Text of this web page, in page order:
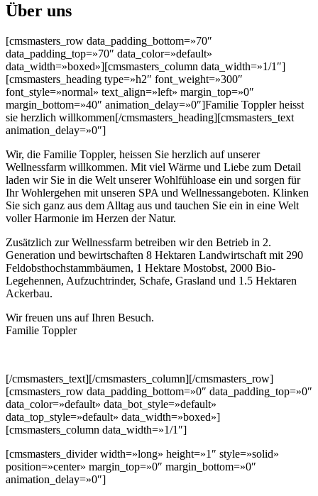
Über uns
[cmsmasters_row data_padding_bottom=»70″
data_padding_top=»70″ data_color=»default»
data_width=»boxed»][cmsmasters_column data_width=»1/1″]
[cmsmasters_heading type=»h2″ font_weight=»300″
font_style=»normal» text_align=»left» margin_top=»0″
margin_bottom=»40″ animation_delay=»0″]Familie Toppler heisst
sie herzlich willkommen[/cmsmasters_heading][cmsmasters_text
animation_delay=»0″]
Wir, die Familie Toppler, heissen Sie herzlich auf unserer
Wellnessfarm willkommen. Mit viel Wärme und Liebe zum Detail
laden wir Sie in die Welt unserer Wohlfühloase ein und sorgen für
Ihr Wohlergehen mit unseren SPA und Wellnessangeboten. Klinken
Sie sich ganz aus dem Alltag aus und tauchen Sie ein in eine Welt
voller Harmonie im Herzen der Natur.
Zusätzlich zur Wellnessfarm betreiben wir den Betrieb in 2.
Generation und bewirtschaften 8 Hektaren Landwirtschaft mit 290
Feldobsthochstammbäumen, 1 Hektare Mostobst, 2000 Bio-
Legehennen, Aufzuchtrinder, Schafe, Grasland und 1.5 Hektaren
Ackerbau.
Wir freuen uns auf Ihren Besuch.
Familie Toppler
[/cmsmasters_text][/cmsmasters_column][/cmsmasters_row]
[cmsmasters_row data_padding_bottom=»0″ data_padding_top=»0″
data_color=»default» data_bot_style=»default»
data_top_style=»default» data_width=»boxed»]
[cmsmasters_column data_width=»1/1″]
[cmsmasters_divider width=»long» height=»1″ style=»solid»
position=»center» margin_top=»0″ margin_bottom=»0″
animation_delay=»0″]